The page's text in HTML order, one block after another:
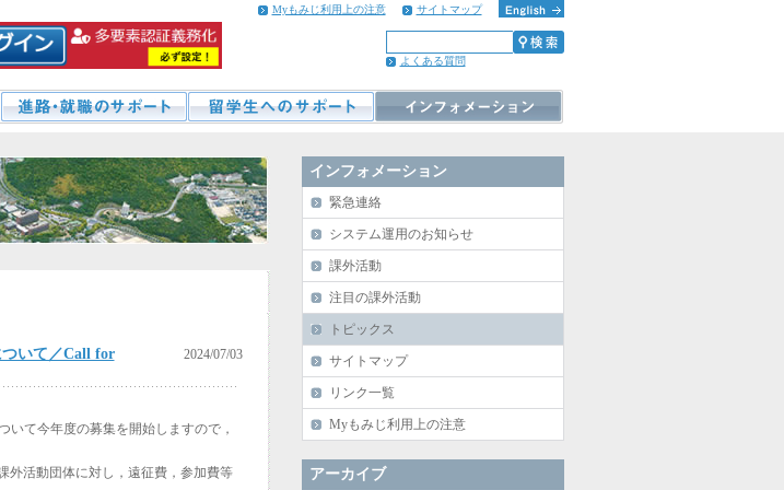
サイトマップ
Myもみじ利用上の注意
よくある質問
いて／Call for
2024/07/03
いて今年度の募集を開始しますので，
外活動団体に対し，遠征費，参加費等
インフォメーション
緊急連絡
システム運用のお知らせ
課外活動
注目の課外活動
トピックス
サイトマップ
リンク一覧
Myもみじ利用上の注意
アーカイブ